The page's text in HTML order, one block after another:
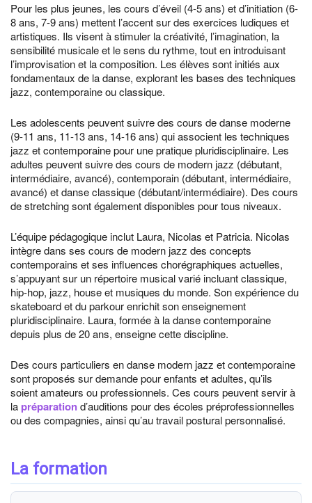
Pour les plus jeunes, les cours d’éveil (4-5 ans) et d’initiation (6-
8 ans, 7-9 ans) mettent l’accent sur des exercices ludiques et
artistiques. Ils visent à stimuler la créativité, l’imagination, la
sensibilité musicale et le sens du rythme, tout en introduisant
l’improvisation et la composition. Les élèves sont initiés aux
fondamentaux de la danse, explorant les bases des techniques
jazz, contemporaine ou classique.
Les adolescents peuvent suivre des cours de danse moderne
(9-11 ans, 11-13 ans, 14-16 ans) qui associent les techniques
jazz et contemporaine pour une pratique pluridisciplinaire. Les
adultes peuvent suivre des cours de modern jazz (débutant,
intermédiaire, avancé), contemporain (débutant, intermédiaire,
avancé) et danse classique (débutant/intermédiaire). Des cours
de stretching sont également disponibles pour tous niveaux.
L’équipe pédagogique inclut Laura, Nicolas et Patricia. Nicolas
intègre dans ses cours de modern jazz des concepts
contemporains et ses influences chorégraphiques actuelles,
s’appuyant sur un répertoire musical varié incluant classique,
hip-hop, jazz, house et musiques du monde. Son expérience du
skateboard et du parkour enrichit son enseignement
pluridisciplinaire. Laura, formée à la danse contemporaine
depuis plus de 20 ans, enseigne cette discipline.
Des cours particuliers en danse modern jazz et contemporaine
sont proposés sur demande pour enfants et adultes, qu’ils
soient amateurs ou professionnels. Ces cours peuvent servir à
la préparationd’auditions pour des écoles préprofessionnelles
ou des compagnies, ainsi qu’au travail postural personnalisé.
La formation